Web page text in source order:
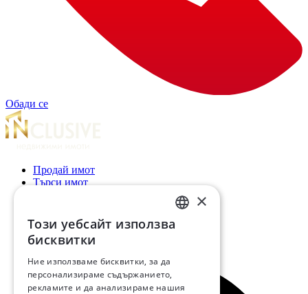
Обади се
Продай имот
Търси имот
Ново Строителство
Екип
Новини
BULGARIAN
RUSSIAN
×
Този уебсайт използва
бисквитки
Ние използваме бисквитки, за да
персонализираме съдържанието,
рекламите и да анализираме нашия